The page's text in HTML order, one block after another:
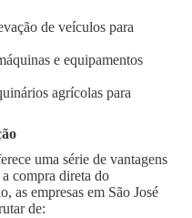
de veículos para
e equipamentos
agrícolas para
uma série de vantagens
compra direta do
as empresas em São José
de: